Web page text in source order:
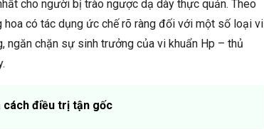
cho người bị trào ngược dạ dày thực quản. Theo
có tác dụng ức chế rõ ràng đối với một số loại vi
ngăn chặn sự sinh trưởng của vi khuẩn Hp – thủ
cách điều trị tận gốc